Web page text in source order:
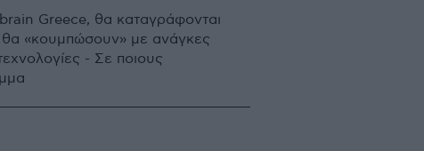
Greece, θα καταγράφονται
θα «κουμπώσουν» με ανάγκες
- Σε ποιους